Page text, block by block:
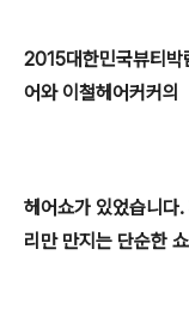
2015대한민국뷰티박
어와이철헤어커커의
헤어쇼가 있었습니다
리만 만지는 단순한